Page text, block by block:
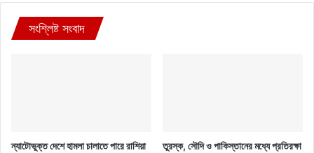
সংশ্লিষ্ট সংবাদ
ন্যাটোভুক্ত দেশে হামলা চালাতে পারে রাশিয়া তুরস্ক, সৌদি ও পাকিস্তানের মধ্যে প্রতিরক্ষা